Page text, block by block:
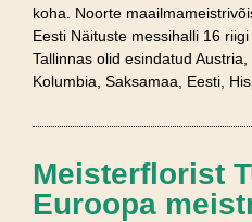
koha. Noorte
Eesti Näituste messihalli 16
Tallinnas olid esindatud
Kolumbia, Saksamaa, Eesti,
Meisterflorist
Euroopa